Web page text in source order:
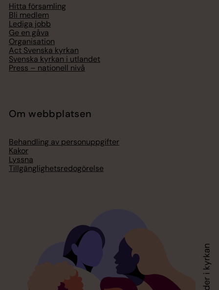
Hitta församling
Bli medlem
Lediga jobb
Ge en gåva
Organisation
Act Svenska kyrkan
Svenska kyrkan i utlandet
Press – nationell nivå
Om webbplatsen
Behandling av personuppgifter
Kakor
Lyssna
Tillgänglighetsredogörelse